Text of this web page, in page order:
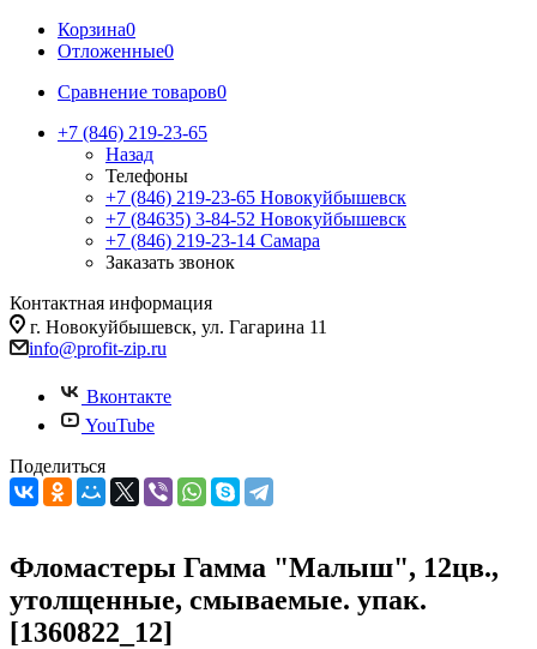
Корзина0
Отложенные0
Сравнение товаров0
+7 (846) 219-23-65
Назад
Телефоны
+7 (846) 219-23-65 Новокуйбышевск
+7 (84635) 3-84-52 Новокуйбышевск
+7 (846) 219-23-14 Самара
Заказать звонок
Контактная информация
г. Новокуйбышевск, ул. Гагарина 11
info@profit-zip.ru
Вконтакте
YouTube
Поделиться
Фломастеры Гамма "Малыш", 12цв.,
утолщенные, смываемые. упак.
[1360822_12]